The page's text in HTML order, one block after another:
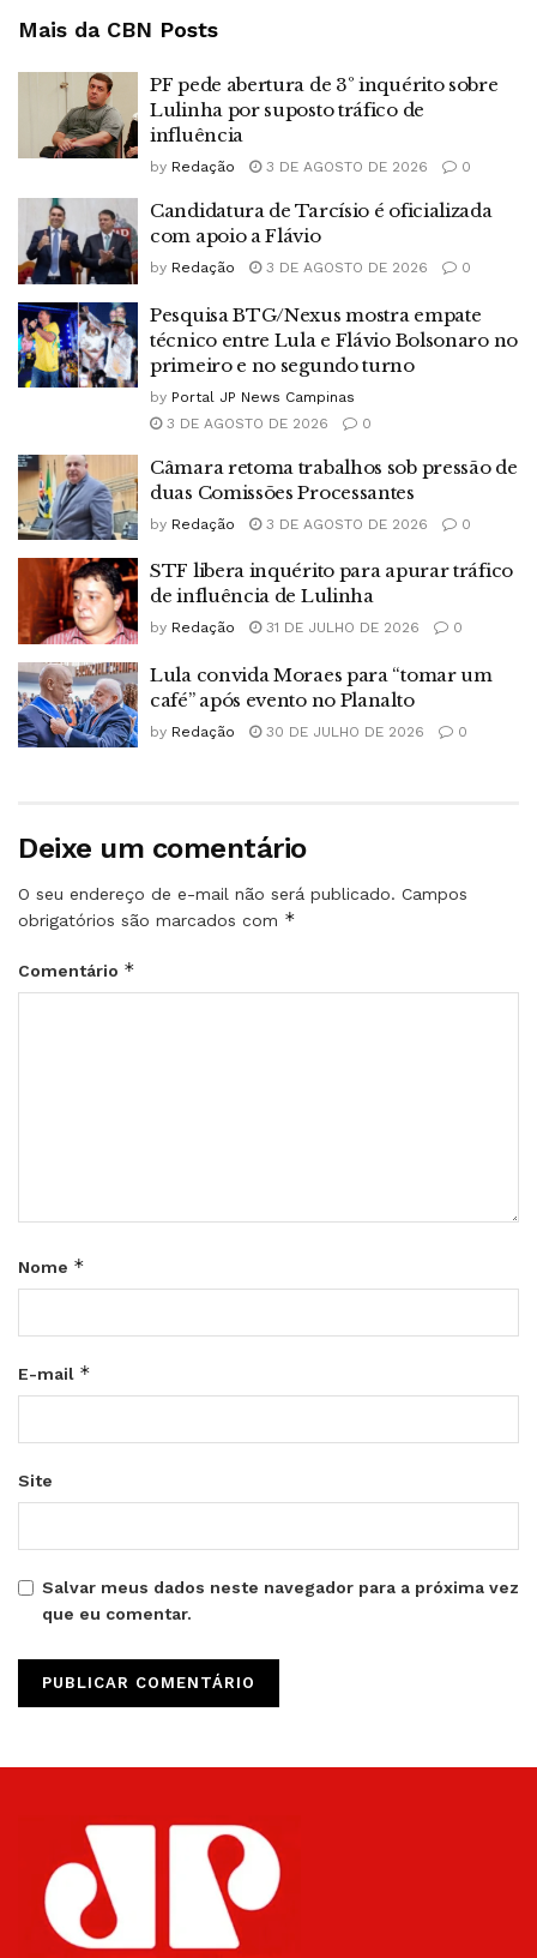
Mais da CBN Posts
PF pede abertura de 3º inquérito sobre
Lulinha por suposto tráfico de
influência
by Redação 3 DE AGOSTO DE 2026 0
Candidatura de Tarcísio é oficializada
com apoio a Flávio
by Redação 3 DE AGOSTO DE 2026 0
Pesquisa BTG/Nexus mostra empate
técnico entre Lula e Flávio Bolsonaro no
primeiro e no segundo turno
by Portal JP News Campinas
3 DE AGOSTO DE 2026
0
Câmara retoma trabalhos sob pressão de
duas Comissões Processantes
by Redação 3 DE AGOSTO DE 2026 0
STF libera inquérito para apurar tráfico
de influência de Lulinha
by Redação 31 DE JULHO DE 2026 0
Lula convida Moraes para “tomar um
café” após evento no Planalto
by Redação 30 DE JULHO DE 2026 0
Deixe um comentário
O seu endereço de e-mail não será publicado. Campos
obrigatórios são marcados com *
Comentário *
Nome *
E-mail *
Site
Salvar meus dados neste navegador para a próxima vez
que eu comentar.